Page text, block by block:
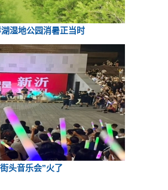
湿地公园消暑正当时
头音乐会”火了